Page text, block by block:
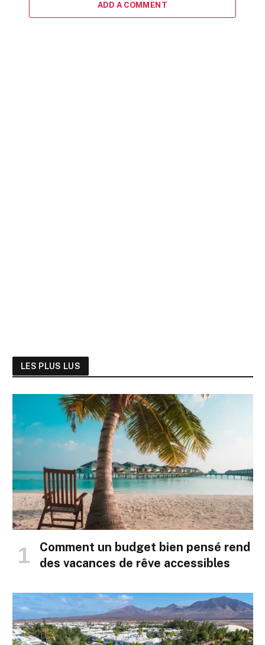
ADD A COMMENT
LES PLUS LUS
Comment un budget bien pensé rend
des vacances de rêve accessibles